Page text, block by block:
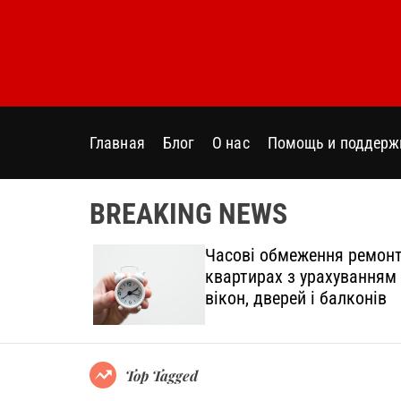
Главная Блог О нас Помощь и
BREAKING NEWS
Часові обмеження
квартирах з урахуванням
вікон, дверей і балконів
Top Tagged